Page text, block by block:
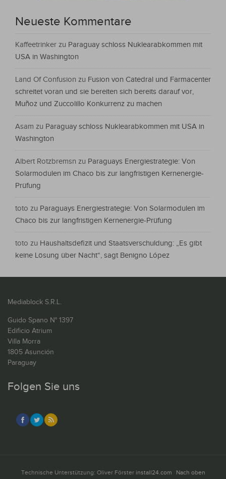
Neueste Kommentare
Kaffeetrinker zu Paraguay schloss Nuklearabkommen mit
USA in Washington
Land Of Confusion zu Fusion von Catedral und Farmacenter
schreitet voran und sie bereiten sich bereits darauf vor,
Muñoz und Zuccolillo Konkurrenz zu machen
Asam zu Paraguay schloss Nuklearabkommen mit USA in
Washington
Albert Rotzbremsn zu Paraguays Energiestrategie: Von
Solarmodulen im Chaco bis zur langfristigen Kernenergie-
Prüfung
toto zu Paraguays Energiestrategie: Von Solarmodulen im
Chaco bis zur langfristigen Kernenergie-Prüfung
toto zu Haushaltsdefizit und Staatsverschuldung: „Es gibt
keine Lösung über Nacht“, sagt Benigno López
Mediablock S.R.L.
Guido Spano N° 1397
Edificio Atrium
Villa Morra
1805 Asunción
Paraguay
Folgen Sie uns
Technische Unterstützung: Oliver Förster install24.com Nach oben